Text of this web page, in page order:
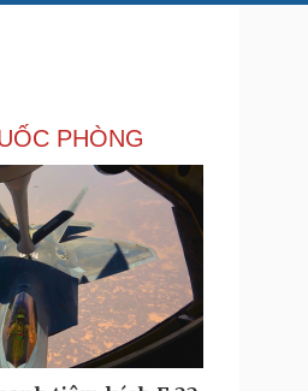
Chứng khoán
Giá cà phê
nghệ
Sành điệu
Tin Công nghệ
Trải nghiệm
Chuyển đổi số
PHÒNG